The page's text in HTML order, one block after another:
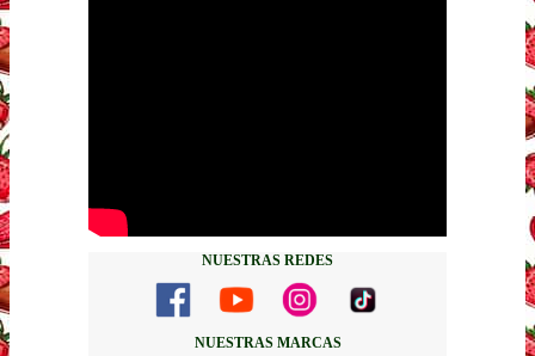
NUESTRAS REDES
NUESTRAS MARCAS